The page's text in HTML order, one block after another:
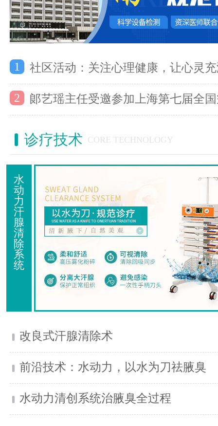
1 社区活动：关注心理健康，让心灵
2 郞艺瑶主任受邀参加上海第七届全
诊疗技术 CORE TECHNOLOGY
水
动
力
汗
腺
清
除
系
统
改良式汗腺清除术
前沿技术：水动力，以水为刀祛腋臭
水动力清创系统治腋臭全过程